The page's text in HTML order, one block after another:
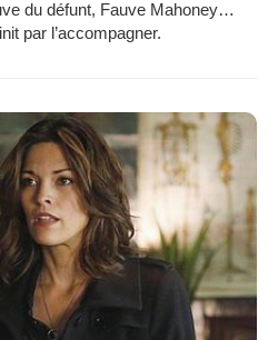
du défunt, Fauve Mahoney…
par l’accompagner.